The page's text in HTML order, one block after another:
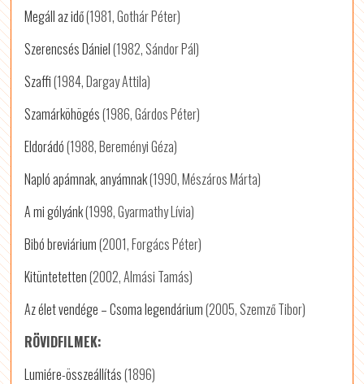
Megáll az idő(1981, Gothár Péter)
Szerencsés Dániel(1982, Sándor Pál)
Szaffi(1984, Dargay Attila)
Szamárköhögés(1986, Gárdos Péter)
Eldorádó(1988, Bereményi Géza)
Napló apámnak, anyámnak(1990, Mészáros Márta)
A mi gólyánk(1998, Gyarmathy Lívia)
Bibó breviárium(2001, Forgács Péter)
Kitüntetetten(2002, Almási Tamás)
Az élet vendége – Csoma legendárium(2005, Szemző Tibor)
RÖVIDFILMEK:
Lumiére-összeállítás(1896)